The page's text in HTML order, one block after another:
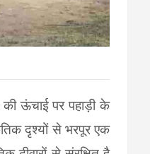
की ऊंचाई पर पहाड़ी के
दृश्यों से भरपूर एक